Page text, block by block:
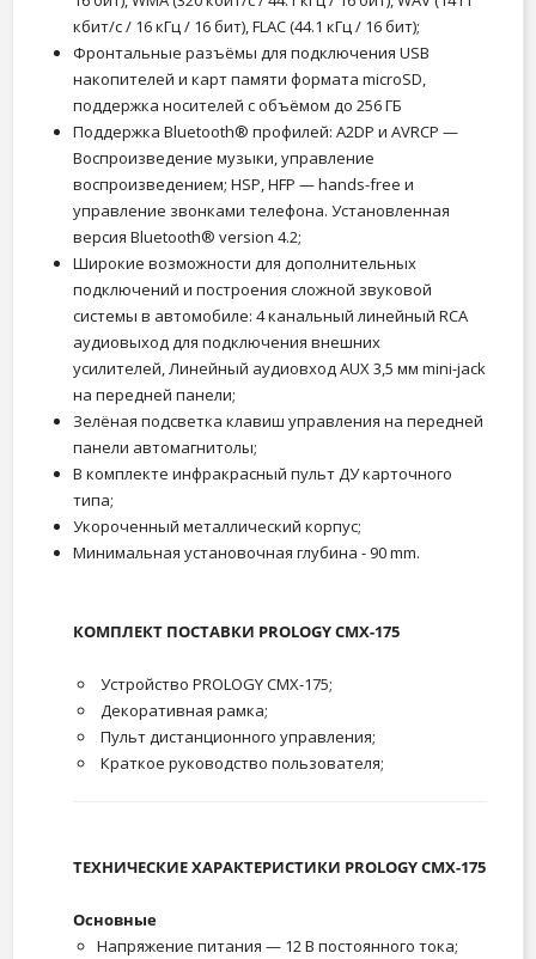
кбит/с / 16 кГц / 16 бит), FLAC (44.1 кГц / 16 бит);
Фронтальные разъёмы для подключения USB
накопителей и карт памяти формата microSD,
поддержка носителей с объёмом до 256 ГБ
Поддержка Bluetooth® профилей: A2DP и AVRCP —
Воспроизведение музыки, управление
воспроизведением; HSP, HFP — hands-free и
управление звонками телефона. Установленная
версия Bluetooth® version 4.2;
Широкие возможности для дополнительных
подключений и построения сложной звуковой
системы в автомобиле: 4 канальный линейный RCA
аудиовыход для подключения внешних
усилителей, Линейный аудиовход AUX 3,5 мм mini-jack
на передней панели;
Зелёная подсветка клавиш управления на передней
панели автомагнитолы;
В комплекте инфракрасный пульт ДУ карточного
типа;
Укороченный металлический корпус;
Минимальная установочная глубина - 90 mm.
КОМПЛЕКТ ПОСТАВКИ PROLOGY CMX-175
Устройство PROLOGY CMX-175;
Декоративная рамка;
Пульт дистанционного управления;
Краткое руководство пользователя;
ТЕХНИЧЕСКИЕ ХАРАКТЕРИСТИКИ PROLOGY CMX-175
Основные
Напряжение питания — 12 В постоянного тока;